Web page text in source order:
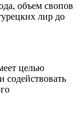
объем свопов
лир до
целью
содействовать